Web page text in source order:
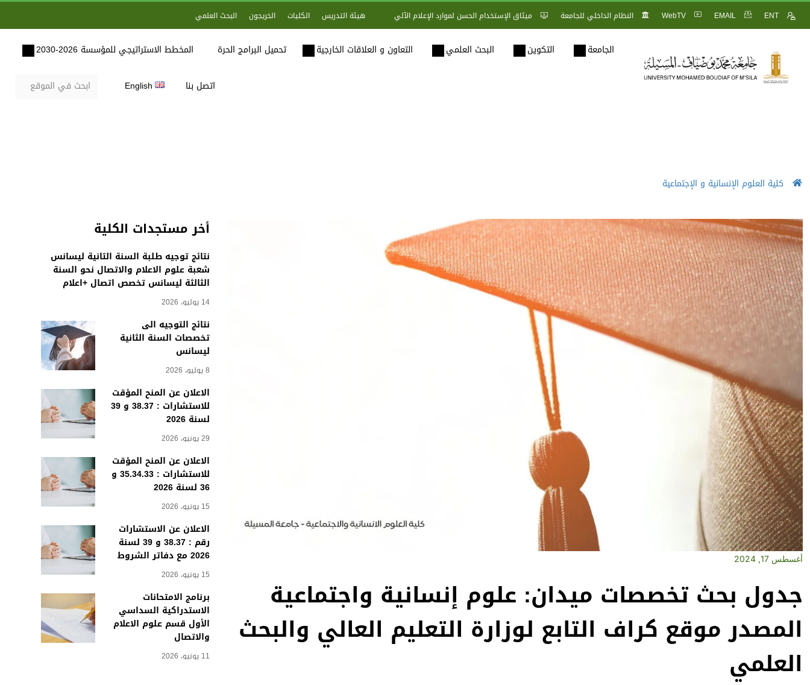
ENT
EMAIL
WebTV النظام الداخلي للجامعة ميثاق الإستخدام الحسن لموارد الإعلام الآلي هيئة التدريس الكليات الخريجون البحث العلمي
الجامعة التكوين البحث العلمي التعاون و العلاقات الخارجية تحميل البرامج الحرة المخطط الاستراتيجي للمؤسسة 2026-2030
اتصل بنا English
كلية العلوم الإنسانية و الإجتماعية
أخر مستجدات الكلية
نتائج توجيه طلبة السنة الثانية ليسانس
شعبة علوم الاعلام والاتصال نحو السنة
الثالثة ليسانس تخصص اتصال +اعلام
14 يوليو، 2026
نتائج التوجيه الى
تخصصات السنة الثانية
ليسانس
8 يوليو، 2026
الاعلان عن المنح المؤقت
للاستشارات : 38.37 و 39
لسنة 2026
29 يونيو، 2026
الاعلان عن المنح المؤقت
للاستشارات : 35.34.33 و
36 لسنة 2026
15 يونيو، 2026
الاعلان عن الاستشارات
رقم : 38.37 و 39 لسنة
2026 مع دفاتر الشروط
15 يونيو، 2026
برنامج الامتحانات
الاستدراكية السداسي
الأول قسم علوم الاعلام
والاتصال
11 يونيو، 2026
أغسطس 17, 2024
جدول بحث تخصصات ميدان: علوم إنسانية واجتماعية
المصدر موقع كراف التابع لوزارة التعليم العالي والبحث
العلمي